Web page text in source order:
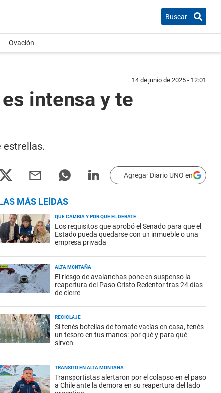
Buscar
Ovación
14 de junio de 2025 - 12:01
intensa y te
estrellas.
Agregar Diario UNO en
MÁS LEÍDAS
QUÉ CAMBIA Y POR QUÉ EL DEBATE
Los requisitos que aprobó el Senado para que el
Estado pueda quedarse con un inmueble o una
empresa privada
ALTA MONTAÑA
El riesgo de avalanchas pone en suspenso la
reapertura del Paso Cristo Redentor tras 24 días
de cierre
RECICLAJE
Si tenés botellas de tomate vacías en casa, tenés
un tesoro en tus manos: por qué y para qué
sirven
TRÁNSITO EN ALTA MONTAÑA
Transportistas alertaron por el colapso en el paso
a Chile ante la demora en su reapertura del lado